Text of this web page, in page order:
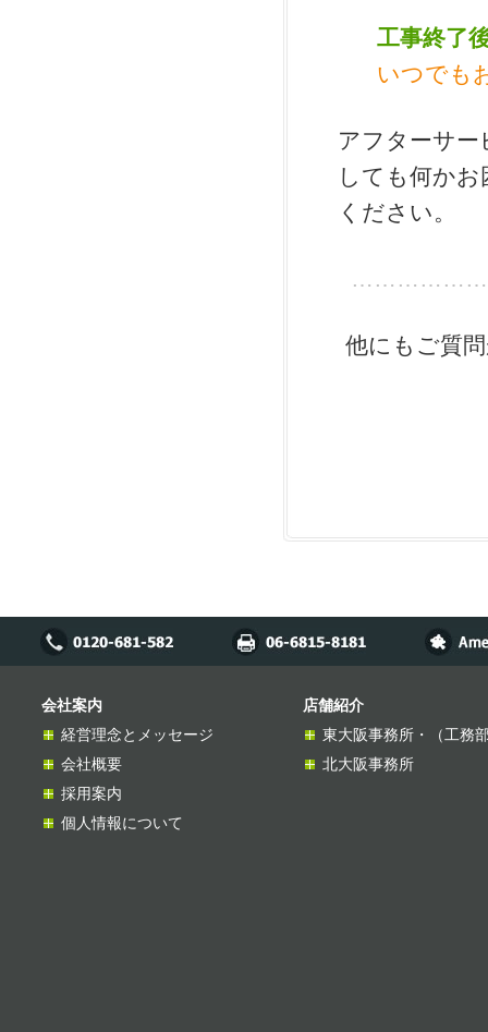
工事終了
いつでも
アフターサ
しても何か
ください。
他にもご質
会社案内
経営理念とメッセージ
会社概要
採用案内
個人情報について
店舗紹介
東大阪事務所・（工務
北大阪事務所